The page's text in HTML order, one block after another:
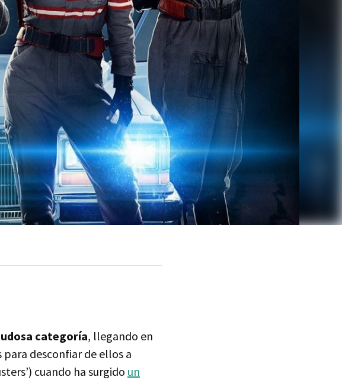
categoría, llegando en
para desconfiar de ellos a
cuando ha surgido un